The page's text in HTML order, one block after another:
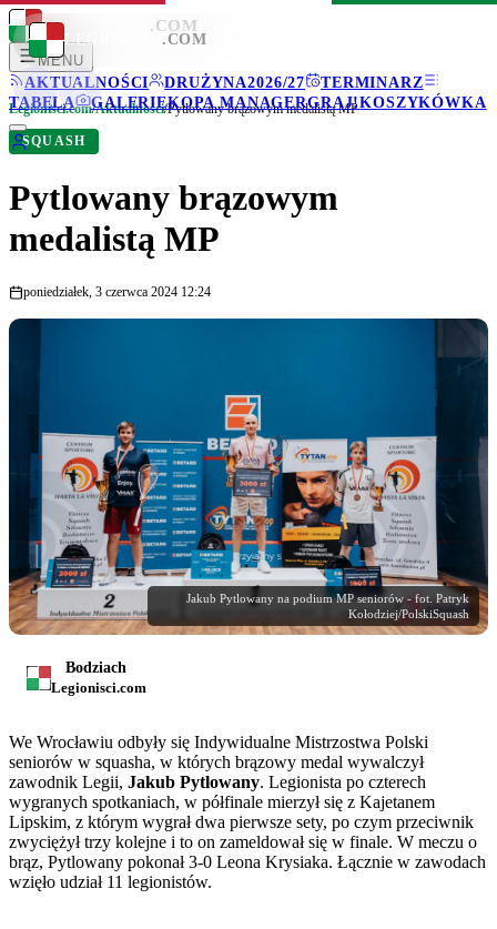
LEGIONISCI .COM
MENU
AKTUALNOŚCI
DRUŻYNA2026/27
TERMINARZ
TABELA
GALERIEKOPA MANAGERGRAJ!KOSZYKÓWKA
LEGIONISCI .COM
Legionisci.com/Aktualności/Pytlowany brązowym medalistą MP
SQUASH
Pytlowany brązowym
medalistą MP
poniedziałek, 3 czerwca 2024 12:24
Jakub Pytlowany na podium MP seniorów - fot. Patryk
Kołodziej/PolskiSquash
Bodziach
Legionisci.com
We Wrocławiu odbyły się Indywidualne Mistrzostwa Polski
seniorów w squasha, w których brązowy medal wywalczył
zawodnik Legii, Jakub Pytlowany. Legionista po czterech
wygranych spotkaniach, w półfinale mierzył się z Kajetanem
Lipskim, z którym wygrał dwa pierwsze sety, po czym przeciwnik
zwyciężył trzy kolejne i to on zameldował się w finale. W meczu o
brąz, Pytlowany pokonał 3-0 Leona Krysiaka. Łącznie w zawodach
wzięło udział 11 legionistów.